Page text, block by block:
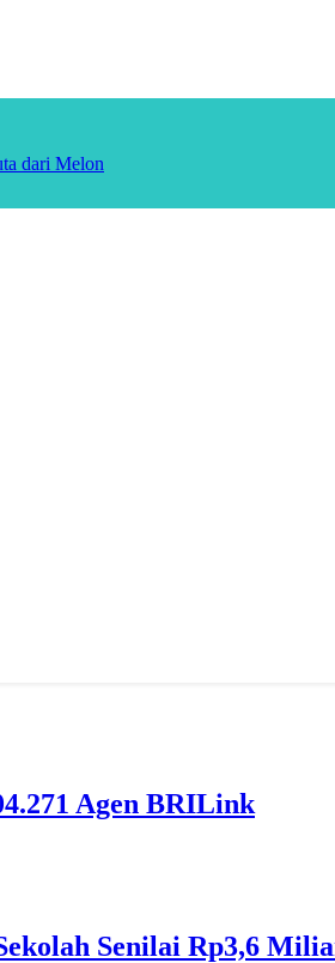
dari Melon
Agen BRILink
Senilai Rp3,6